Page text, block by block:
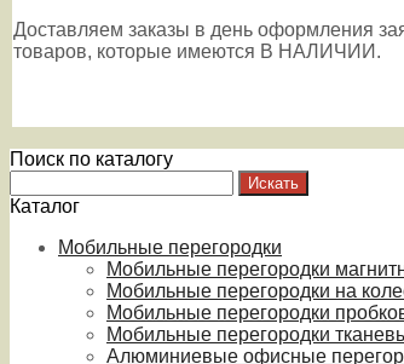
Доставляем заказы в день оформления
товаров, которые имеются В НАЛИЧИИ.
Поиск по каталогу
Каталог
Мобильные перегородки
Мобильные перегородки
Мобильные перегородки на
Мобильные перегородки
Мобильные перегородки
Алюминиевые офисные